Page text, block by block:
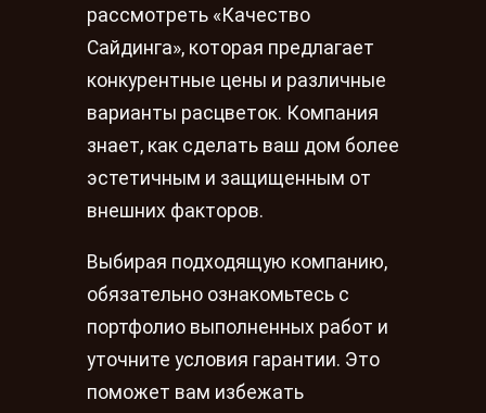
рассмотреть «Качество
Сайдинга», которая предлагает
конкурентные цены и различные
варианты расцветок. Компания
знает, как сделать ваш дом более
эстетичным и защищенным от
внешних факторов.
Выбирая подходящую компанию,
обязательно ознакомьтесь с
портфолио выполненных работ и
уточните условия гарантии. Это
поможет вам избежать